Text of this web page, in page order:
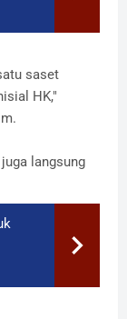
saset
HK,"
langsung